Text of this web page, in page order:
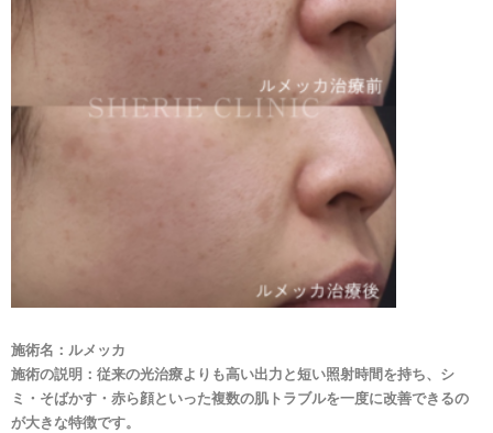
施術名： ルメッカ
施術の説明：従来の光治療よりも高い出力と短い照射時間を持ち、シ
ミ・そばかす・赤ら顔といった複数の肌トラブルを一度に改善できるの
が大きな特徴です。